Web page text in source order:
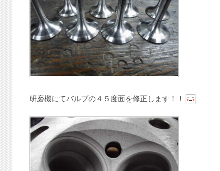
研磨機にてバルブの４５度面を修正します！！